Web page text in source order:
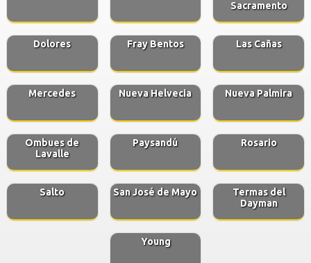
Sacramento
Dolores Fray Bentos Las Cañas
Mercedes Nueva Helvecia Nueva Palmira
Ombues de
Lavalle
Paysandú Rosario
Salto San José de Mayo
Termas del
Dayman
Young